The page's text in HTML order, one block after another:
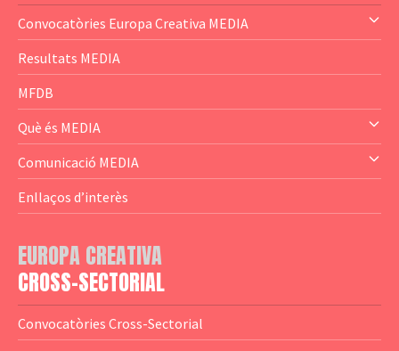
Convocatòries Europa Creativa MEDIA
— Content Cluster
— Business Cluster
— Audience Cluster
— Altres
Resultats MEDIA
MFDB
Què és MEDIA
— El subprograma MEDIA
— Agència Executiva
— Logotips
Comunicació MEDIA
— Estrenes a Catalunya
— Notícies
— Publicacions
— Guies MEDIA
Enllaços d’interès
EUROPA CREATIVA
CROSS-SECTORIAL
Convocatòries Cross-Sectorial